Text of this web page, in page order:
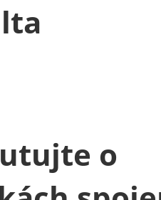
o